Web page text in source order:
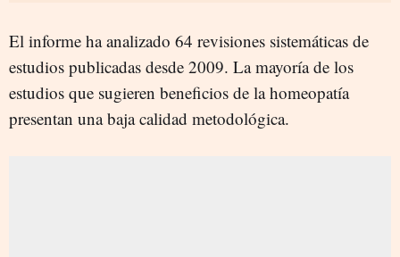
El informe ha analizado 64 revisiones sistemáticas de
estudios publicadas desde 2009. La mayoría de los
estudios que sugieren beneficios de la homeopatía
presentan una baja calidad metodológica.